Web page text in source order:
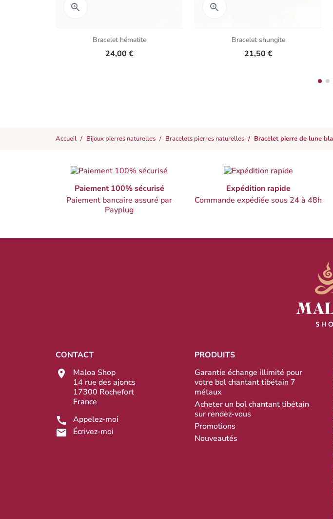

Bracelet hématite
24,00 €

Bracelet shungite
21,50 €
Accueil Bijoux pierres naturelles Bracelets pierres naturelles Bracelet pierre de lune
Paiement 100% sécurisé
Paiement bancaire assuré par
Payplug
Expédition rapide
Commande expédiée sous 24 à 48h
CONTACT
Maloa Shop
14 rue des ajoncs
17300 Rochefort
France
Appelez-moi
Écrivez-moi
PRODUITS
Garantie échange illimité pour
votre bol chantant tibétain 7
métaux
Acheter un bol chantant tibétain
sur rendez-vous
Promotions
Nouveautés